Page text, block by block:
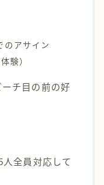
のアサイン
験）
チ目の前の好
全員対応して